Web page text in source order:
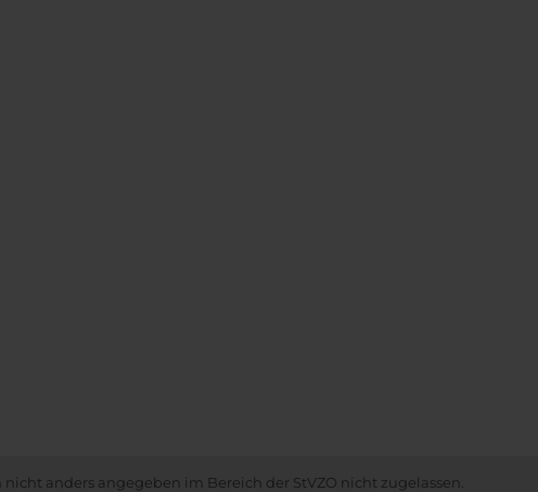
anders angegeben im Bereich der StVZO nicht zugelassen.